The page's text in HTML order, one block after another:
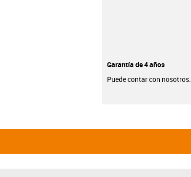
Garantía de 4 años
Puede contar con nosotros.